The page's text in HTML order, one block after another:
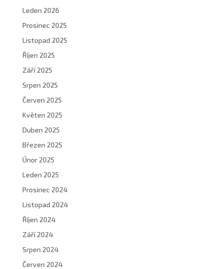
Leden 2026
Prosinec 2025
Listopad 2025
Říjen 2025
Září 2025
Srpen 2025
Červen 2025
Květen 2025
Duben 2025
Březen 2025
Únor 2025
Leden 2025
Prosinec 2024
Listopad 2024
Říjen 2024
Září 2024
Srpen 2024
Červen 2024